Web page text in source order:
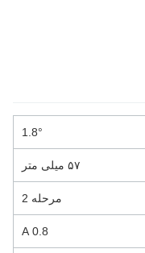
1.8°
۵۷ میلی متر
مرحله 2
0.8 A